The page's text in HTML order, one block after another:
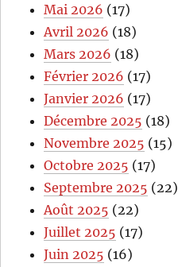
Mai 2026 (17)
Avril 2026 (18)
Mars 2026 (18)
Février 2026 (17)
Janvier 2026 (17)
Décembre 2025 (18)
Novembre 2025 (15)
Octobre 2025 (17)
Septembre 2025 (22)
Août 2025 (22)
Juillet 2025 (17)
Juin 2025 (16)